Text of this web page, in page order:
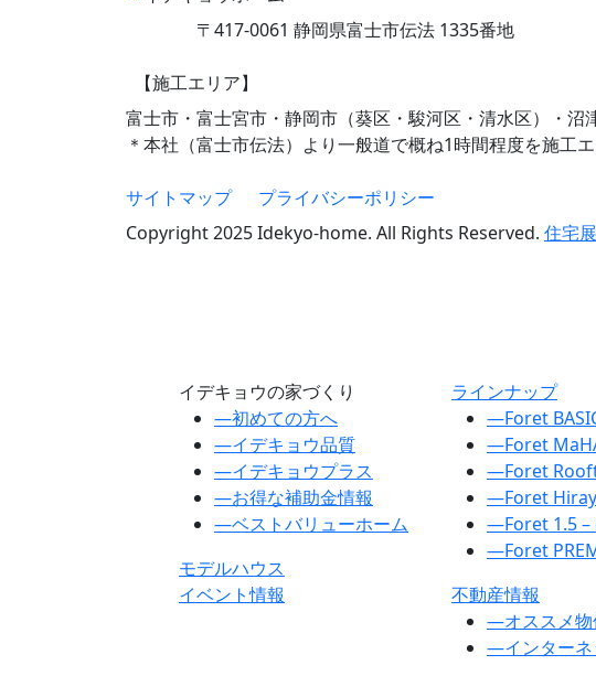
〒417-0061 静岡県富士市伝法 1335番地
【施工エリア】
富士市・富士宮市・静岡市（葵区・駿河区・清水区）・
＊本社（富士市伝法）より一般道で概ね1時間程度を施工
サイトマップ
プライバシーポリシー
Copyright 2025 Idekyo-home. All Rights Reserved. 住宅
イデキョウの家づくり
―初めての方へ
―イデキョウ品質
―イデキョウプラス
―お得な補助金情報
―ベストバリューホーム
モデルハウス
イベント情報
ラインナップ
―Foret
―Foret
―Foret
―Foret
―Foret 1.5
―Foret
不動産情報
―オススメ
―インター